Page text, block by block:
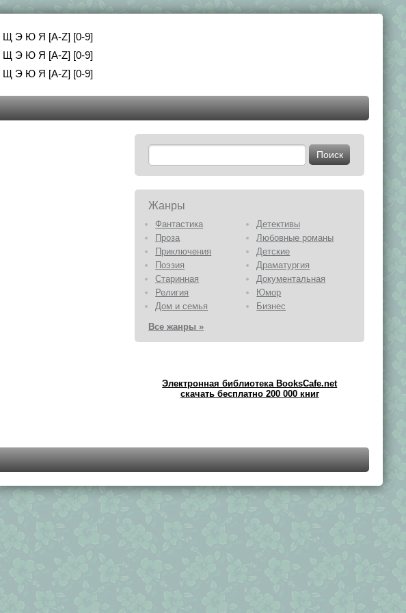
Щ Э Ю Я [A-Z] [0-9]
Щ Э Ю Я [A-Z] [0-9]
Щ Э Ю Я [A-Z] [0-9]
Жанры
Фантастика
Детективы
Проза
Любовные романы
Приключения
Детские
Поэзия
Драматургия
Старинная
Документальная
Религия
Юмор
Дом и семья
Бизнес
Все жанры »
Электронная библиотека BooksCafe.net
скачать бесплатно 200 000 книг